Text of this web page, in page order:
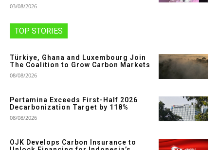
03/08/2026
TOP STORIES
Türkiye, Ghana and Luxembourg Join
The Coalition to Grow Carbon Markets
08/08/2026
Pertamina Exceeds First-Half 2026
Decarbonization Target by 118%
08/08/2026
OJK Develops Carbon Insurance to